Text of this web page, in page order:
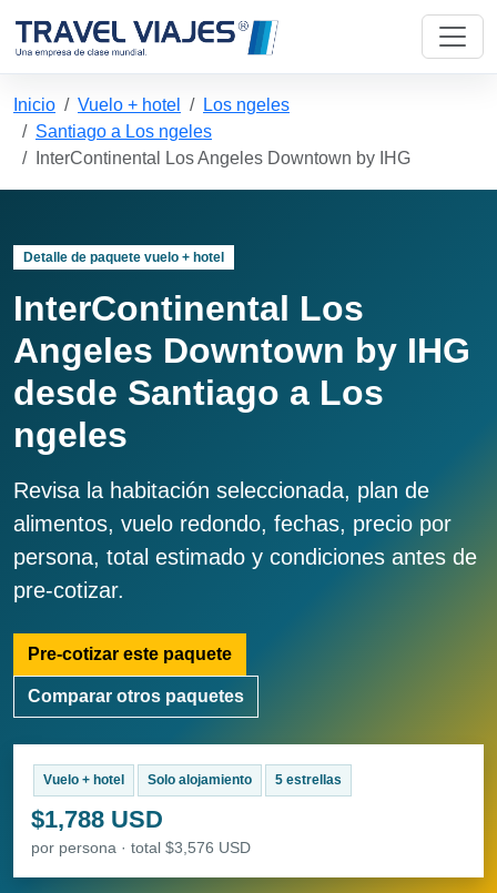
Inicio Vuelo + hotel
Los ngeles
Santiago a Los ngeles
InterContinental Los Angeles Downtown by IHG
Detalle de paquete vuelo + hotel
InterContinental Los
Angeles Downtown by IHG
desde Santiago a Los
ngeles
Revisa la habitación seleccionada, plan de
alimentos, vuelo redondo, fechas, precio por
persona, total estimado y condiciones antes de
pre-cotizar.
Pre-cotizar este paquete
Comparar otros paquetes
Vuelo + hotel Solo alojamiento 5 estrellas
$1,788 USD
por persona · total $3,576 USD